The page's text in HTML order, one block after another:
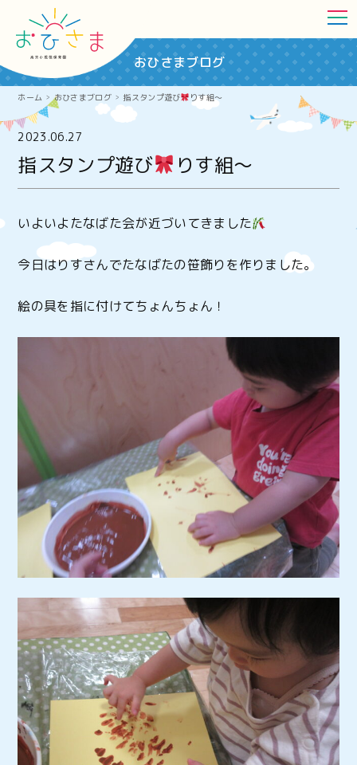
おひさまブログ
ホーム おひさまブログ 指スタンプ遊び りす組～
2023.06.27
指スタンプ遊び りす組～
いよいよたなばた会が近づいてきました
今日はりすさんでたなばたの笹飾りを作りました。
絵の具を指に付けてちょんちょん！